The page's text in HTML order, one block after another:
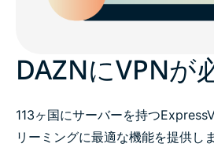
DAZNにVPNが
113ヶ国にサーバーを持つ
リーミングに最適な機能を提供しま